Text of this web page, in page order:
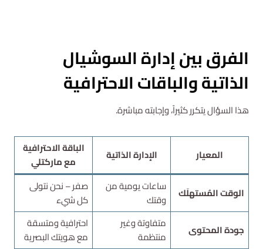
الفرق بين إدارة السوشيال
الذاتية والباقات الاحترافية
هذا السؤال يتكرر كثيراً، وإجابته مباشرة.
المعيار الإدارة الذاتية
الباقة الاحترافية
مع ماركتلي
الوقت المُستهلَك
ساعات يومية من
وقتك
صفر – نحن نتولى
كل شيء
جودة المحتوى
متفاوتة وغير
منتظمة
احترافية ومتسقة
مع هويتك البصرية